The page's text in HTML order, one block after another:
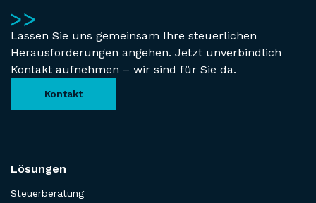
Lassen Sie uns gemeinsam Ihre steuerlichen
Herausforderungen angehen. Jetzt unverbindlich
Kontakt aufnehmen – wir sind für Sie da.
Kontakt
Lösungen
Steuerberatung